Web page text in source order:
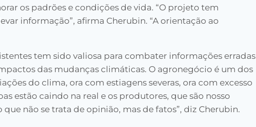
os padrões e condições de vida. “O projeto tem
informação”, afirma Cherubin. “A orientação ao
tem sido valiosa para combater informações erradas
das mudanças climáticas. O agronegócio é um dos
do clima, ora com estiagens severas, ora com excesso
estão caindo na real e os produtores, que são nosso
não se trata de opinião, mas de fatos”, diz Cherubin.